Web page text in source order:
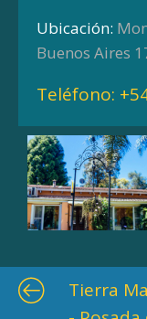
Ubicación:
Buenos Aires
Teléfono:
Tierra